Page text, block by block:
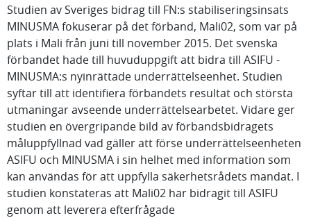
Studien av Sveriges bidrag till FN:s stabiliseringsinsats
MINUSMA fokuserar på det förband, Mali02, som var på
plats i Mali från juni till november 2015. Det svenska
förbandet hade till huvuduppgift att bidra till ASIFU -
MINUSMA:s nyinrättade underrättelseenhet. Studien
syftar till att identifiera förbandets resultat och största
utmaningar avseende underrättelsearbetet. Vidare ger
studien en övergripande bild av förbandsbidragets
måluppfyllnad vad gäller att förse underrättelseenheten
ASIFU och MINUSMA i sin helhet med information som
kan användas för att uppfylla säkerhetsrådets mandat. I
studien konstateras att Mali02 har bidragit till ASIFU
genom att leverera efterfrågade